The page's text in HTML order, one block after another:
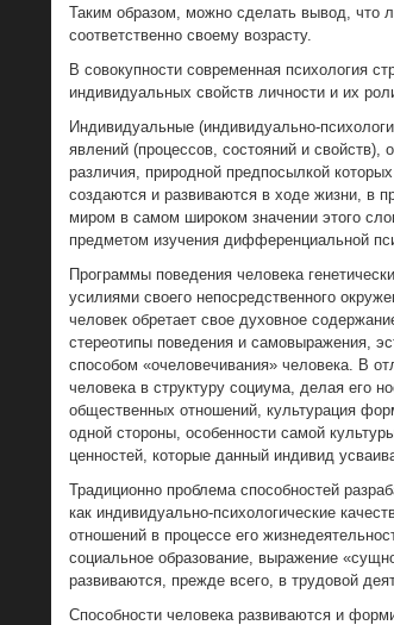
Таким образом, можно сделать вывод, что
соответственно своему возрасту.
В совокупности современная психология
индивидуальных свойств личности и их
Индивидуальные (индивидуально-
явлений (процессов, состояний и
различия, природной предпосылкой
создаются и развиваются в ходе жизни, в
миром в самом широком значении этого
предметом изучения дифференциальной
Программы поведения человека
усилиями своего непосредственного
человек обретает свое духовное
стереотипы поведения и самовыражения,
способом «очеловечивания» человека. В
человека в структуру социума, делая его
общественных отношений, культурация
одной стороны, особенности самой
ценностей, которые данный индивид
Традиционно проблема способностей
как индивидуально-психологические
отношений в процессе его
социальное образование, выражение
развиваются, прежде всего, в трудовой
Способности человека развиваются и